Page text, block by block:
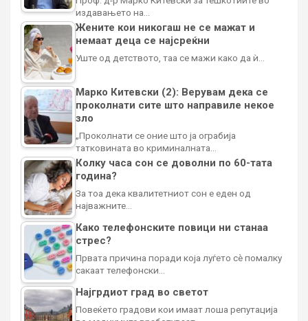
издавањето на…
Жените кои никогаш не се мажат и
немаат деца се најсреќни
Уште од детството, таа се мажи како да ѝ…
Марко Китевски (2): Верувам дека се
проколнати сите што направиле некое
зло
„Проколнати се оние што ја ограбија
татковината во криминалната…
Колку часа сон се доволни по 60-тата
година?
За тоа дека квалитетниот сон е еден од
најважните…
Како телефонските повици ни станаа
стрес?
Првата причина поради која луѓето сè помалку
сакаат телефонски…
Најгрдиот град во светот
Повеќето градови кои имаат лоша репутација